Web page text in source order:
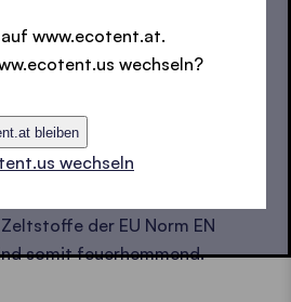
der EU Norm EN
somit feuerhemmend.
www.ecotent.at.
wechseln?
bleiben
wechseln